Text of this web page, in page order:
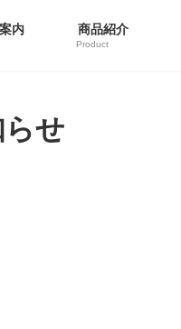
内 商品紹介
Product
せ